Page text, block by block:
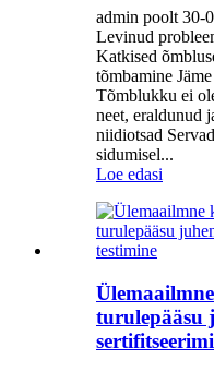
admin poolt 30-
Levinud
Katkised
tõmbamine
Tõmblukku ei
neet, eraldunud
niidiotsad
sidumisel...
Loe edasi
turulepääsu